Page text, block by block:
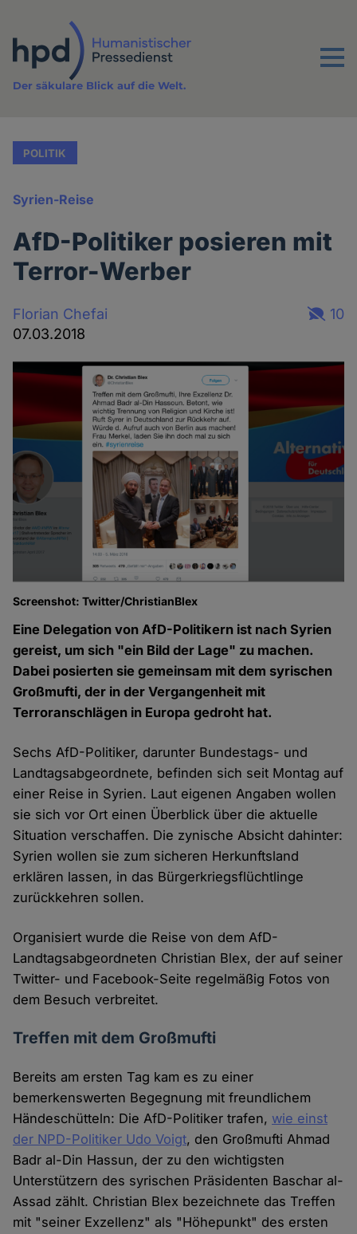
Inhalt
Menu
Der säkulare Blick auf die Welt.
POLITIK
Syrien-Reise
AfD-Politiker posieren mit
Terror-Werber
Florian Chefai
07.03.2018
10
Screenshot: Twitter/ChristianBlex
Eine Delegation von AfD-Politikern ist nach Syrien
gereist, um sich "ein Bild der Lage" zu machen.
Dabei posierten sie gemeinsam mit dem syrischen
Großmufti, der in der Vergangenheit mit
Terroranschlägen in Europa gedroht hat.
Sechs AfD-Politiker, darunter Bundestags- und
Landtagsabgeordnete, befinden sich seit Montag auf
einer Reise in Syrien. Laut eigenen Angaben wollen
sie sich vor Ort einen Überblick über die aktuelle
Situation verschaffen. Die zynische Absicht dahinter:
Syrien wollen sie zum sicheren Herkunftsland
erklären lassen, in das Bürgerkriegsflüchtlinge
zurückkehren sollen.
Organisiert wurde die Reise von dem AfD-
Landtagsabgeordneten Christian Blex, der auf seiner
Twitter- und Facebook-Seite regelmäßig Fotos von
dem Besuch verbreitet.
Treffen mit dem Großmufti
Bereits am ersten Tag kam es zu einer
bemerkenswerten Begegnung mit freundlichem
Händeschütteln: Die AfD-Politiker trafen, wie einst
der NPD-Politiker Udo Voigt, den Großmufti Ahmad
Badr al-Din Hassun, der zu den wichtigsten
Unterstützern des syrischen Präsidenten Baschar al-
Assad zählt. Christian Blex bezeichnete das Treffen
mit "seiner Exzellenz" als "Höhepunkt" des ersten